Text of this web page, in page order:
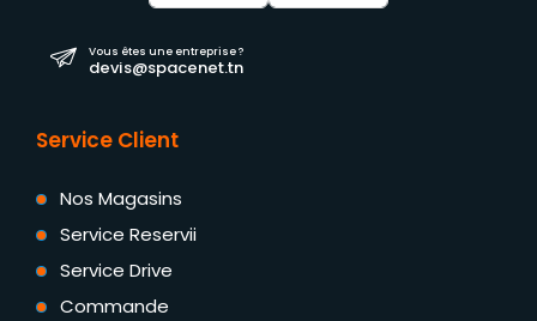
Vous êtes une entreprise ?
devis@spacenet.tn
Service Client
Nos Magasins
Service Reservii
Service Drive
Commande